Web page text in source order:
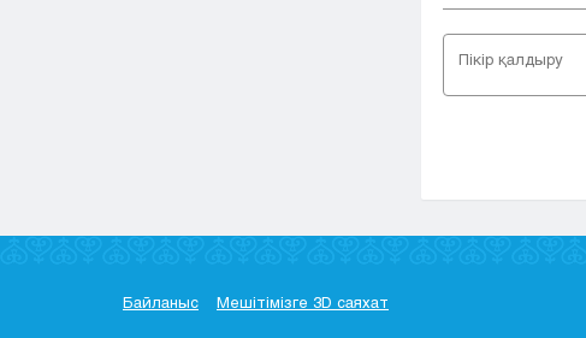
Байланыс Мешітімізге 3D саяхат